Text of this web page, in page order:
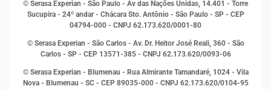
Inovação e Tecnologia
Leis e impostos
Marketing
Open Finance
Proteção de Dados
© Serasa Experian - São Paulo - Av das Nações Unidas, 14.401 - Torre
Sucupira - 24º andar - Chácara Sto. Antônio - São Paulo - SP - CEP
04794-000 - CNPJ 62.173.620/0001-80
© Serasa Experian - São Carlos - Av. Dr. Heitor José Reali, 360 - São
Carlos - SP - CEP 13571-385 - CNPJ 62.173.620/0093-06
© Serasa Experian - Blumenau - Rua Almirante Tamandaré, 1024 - Vila
Nova - Blumenau - SC - CEP 89035-000 - CNPJ 62.173.620/0104-95